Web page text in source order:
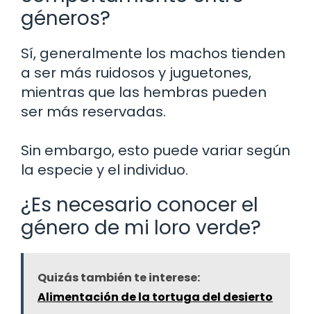
géneros?
Sí, generalmente los machos tienden
a ser más ruidosos y juguetones,
mientras que las hembras pueden
ser más reservadas.
Sin embargo, esto puede variar según
la especie y el individuo.
¿Es necesario conocer el
género de mi loro verde?
Quizás también te interese:
Alimentación de la tortuga del desierto